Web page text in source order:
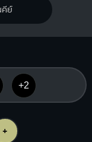
คีย์
+2
+